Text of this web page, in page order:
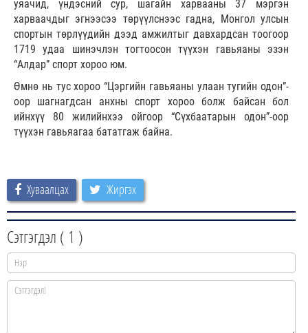
уяачид, үндэсний сур, шагайн харвааны 37 мэргэн
харваачдыг эгнээсээ төрүүлснээс гадна, Монгол улсын
спортын төрлүүдийн дээд амжилтыг давхардсан тоогоор
1719 удаа шинэчлэн тогтоосон түүхэн гавьяаны эзэн
“Алдар” спорт хороо юм.
Өмнө нь тус хороо “Цэргийн гавьяаны улаан тугийн одон”-
оор шагнагдсан анхны спорт хороо болж байсан бол
ийнхүү 80 жилийнхээ ойгоор “Сүхбаатарын одон”-оор
түүхэн гавьяагаа бататгаж байна.
Хуваалцах Жиргэх
Сэтгэгдэл ( 1 )